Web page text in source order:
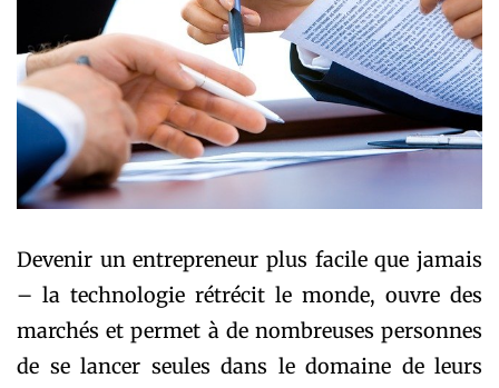
Devenir un entrepreneur plus facile que jamais
– la technologie rétrécit le monde, ouvre des
marchés et permet à de nombreuses personnes
de se lancer seules dans le domaine de leurs